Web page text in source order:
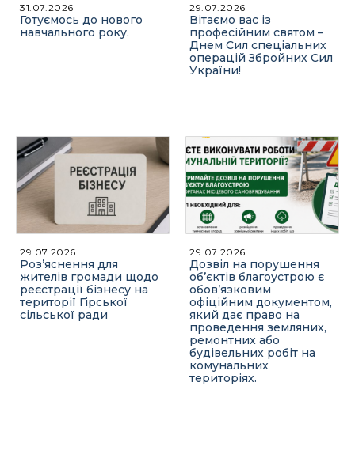
31.07.2026
Готуємось до нового
навчального року.
29.07.2026
Вітаємо вас із
професійним святом –
Днем Сил спеціальних
операцій Збройних Сил
України!
29.07.2026
Роз’яснення для
жителів громади щодо
реєстрації бізнесу на
території Гірської
сільської ради
29.07.2026
Дозвіл на порушення
об’єктів благоустрою є
обов’язковим
офіційним документом,
який дає право на
проведення земляних,
ремонтних або
будівельних робіт на
комунальних
територіях.
Урядовий портал
Київська обласна
Офіційний веб-сайт
Бориспільської
районної ради